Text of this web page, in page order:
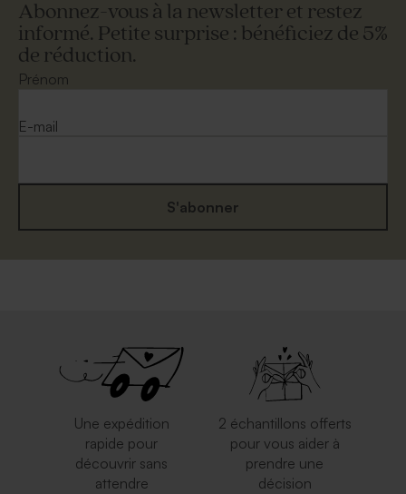
Abonnez-vous à la newsletter et restez
informé. Petite surprise : bénéficiez de 5%
de réduction.
Prénom
E-mail
S'abonner
Une expédition
rapide pour
découvrir sans
attendre
2 échantillons offerts
pour vous aider à
prendre une
décision